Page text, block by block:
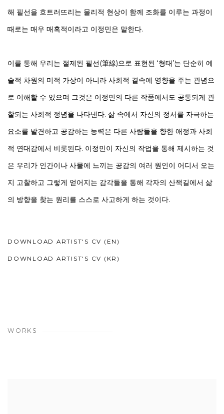
해 필선을 흐트러뜨리는 물리적 현상이 함께 조화를 이루는 과정이
때로는 매우 매혹적이라고 이정민은 말한다.
이를 통해 우리는 절제된 필선(筆線)으로 표현된 ‘형태’는 단순히 예
술적 차원의 미적 가상이 아니라 사회적 결속에 영향을 주는 관념으
로 이해할 수 있으며 그것은 이정민의 다른 작품에서도 공통되게 관
찰되는 사회적 정념을 나타낸다. 삶 속에서 자신의 정서를 자극하는
요소를 발견하고 공감하는 능력은 다른 사람들을 향한 애정과 사회
적 연대감에서 비롯된다. 이정민이 자신의 작업을 통해 제시하는 것
은 우리가 인간이나 사물에 느끼는 공감의 여러 원인이 어디서 오는
지 고찰하고 그렇게 얻어지는 감각들을 통해 각자의 산책길에서 삶
의 방향을 찾는 원리를 스스로 사고하게 하는 것이다.
DOWNLOAD ARTIST'S CV (EN)
(PDF, OPENS IN A NEW TAB.)
DOWNLOAD ARTIST'S CV (KR)
WORKS